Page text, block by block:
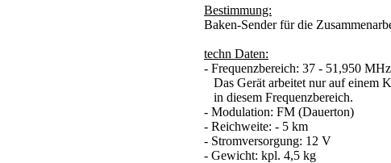
Bestimmung:
Baken-Sender für die
techn Daten:
- Frequenzbereich: 37 - 51,950 MHz
Das Gerät arbeitet nur auf einem
in diesem Frequenzbereich.
- Modulation: FM (Dauerton)
- Reichweite: - 5 km
- Stromversorgung: 12 V
- Gewicht: kpl. 4,5 kg